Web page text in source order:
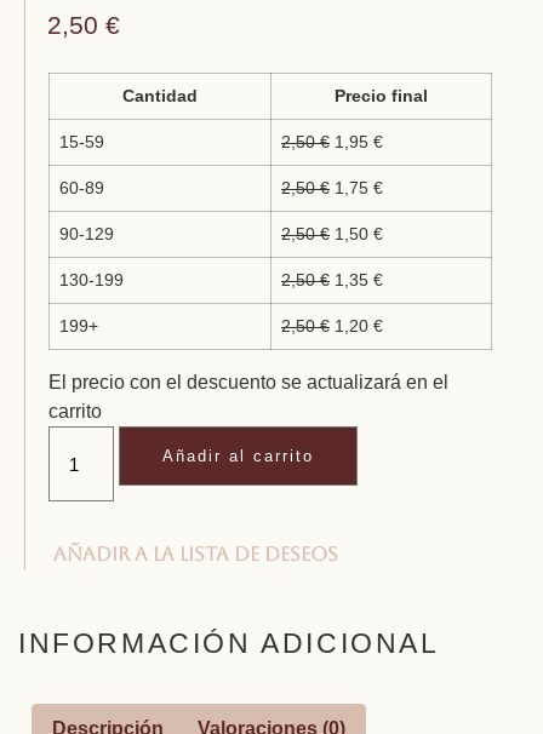
2,50 €
Cantidad Precio final
15-59 2,50€ 1,95 €
60-89 2,50€ 1,75 €
90-129 2,50€ 1,50 €
130-199 2,50€ 1,35 €
199+ 2,50€ 1,20 €
El precio con el descuento se actualizará en el
carrito
Añadir al carrito
Añadir a la lista de deseos
INFORMACIÓN ADICIONAL
Descripción Valoraciones (0)